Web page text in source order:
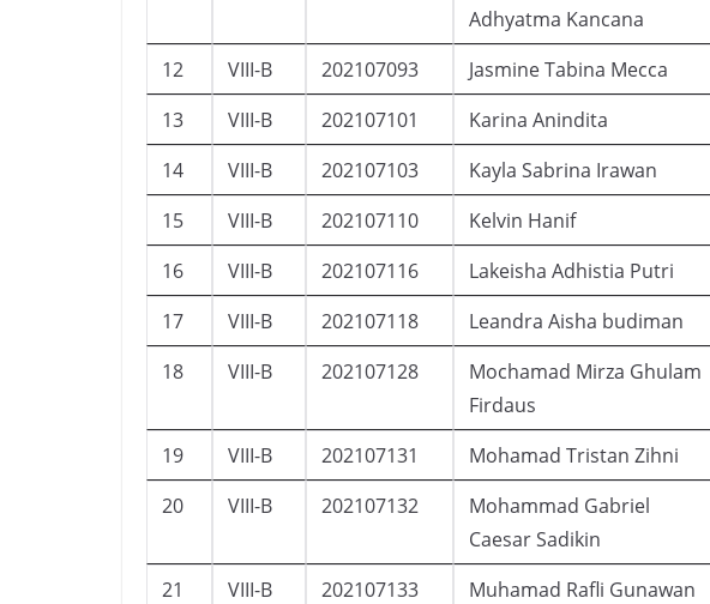
Adhyatma Kancana
12 VIII-B 202107093 Jasmine Tabina Mecca
13
VIII-B 202107101 Karina Anindita
14
VIII-B 202107103 Kayla Sabrina Irawan
15
VIII-B 202107110 Kelvin Hanif
16
VIII-B 202107116 Lakeisha Adhistia Putri
17
VIII-B 202107118 Leandra Aisha budiman
18
VIII-B 202107128
Mochamad Mirza Ghulam
Firdaus
19 VIII-B 202107131 Mohamad Tristan Zihni
20
VIII-B 202107132
Mohammad Gabriel
Caesar Sadikin
21 VIII-B 202107133 Muhamad Rafli Gunawan